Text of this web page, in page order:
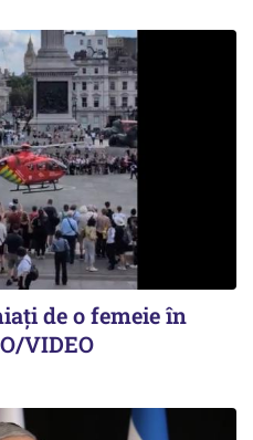
de o femeie în
VIDEO